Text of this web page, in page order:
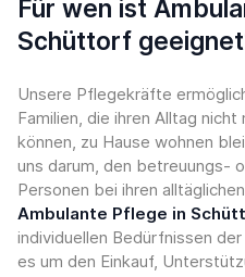
Für wen ist
Schüttorf
Unsere Pflegekräfte
Familien, die ihren Alltag
können, zu Hause wohnen
uns darum, den betreuungs-
Personen bei ihren
Ambulante Pflege in
individuellen Bedürfnissen
es um den Einkauf,